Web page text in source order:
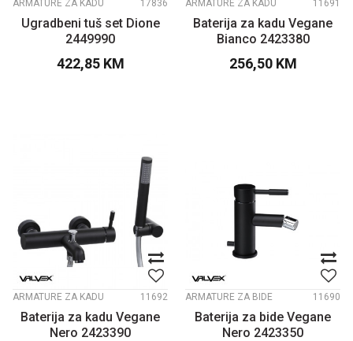
ARMATURE ZA KADU 17836
Ugradbeni tuš set Dione
2449990
422,85 KM
ARMATURE ZA KADU 11691
Baterija za kadu Vegane
Bianco 2423380
256,50 KM
ARMATURE ZA KADU 11692
Baterija za kadu Vegane
Nero 2423390
ARMATURE ZA BIDE 11690
Baterija za bide Vegane
Nero 2423350